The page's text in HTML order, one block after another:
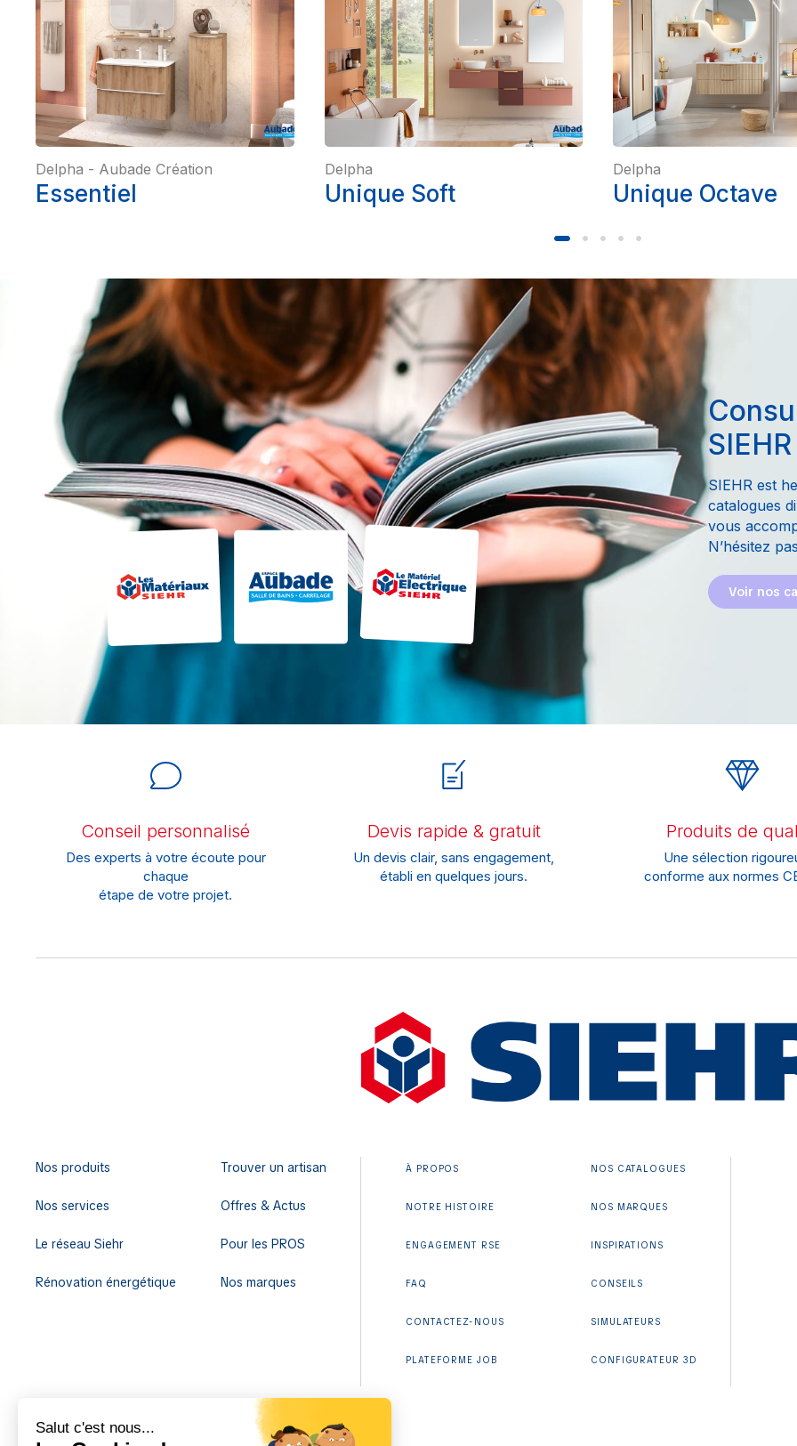
Delpha - Aubade Création
Essentiel
Delpha
Unique Soft
Delpha
Unique Octave
SIEHR
SIEHR est
catalogues
vous
N’hésitez
Voir nos
Conseil personnalisé
Des experts à votre écoute pour
chaque
étape de votre projet.
Devis rapide & gratuit
Un devis clair, sans engagement,
établi en quelques jours.
Produits de
Une sélection
conforme aux normes
Nos produits
Nos services
Le réseau Siehr
Rénovation énergétique
Trouver un artisan
Offres & Actus
Pour les PROS
Nos marques
À PROPOS
NOTRE HISTOIRE
ENGAGEMENT RSE
FAQ
CONTACTEZ-NOUS
PLATEFORME JOB
NOS CATALOGUES
NOS MARQUES
INSPIRATIONS
CONSEILS
SIMULATEURS
CONFIGURATEUR 3D